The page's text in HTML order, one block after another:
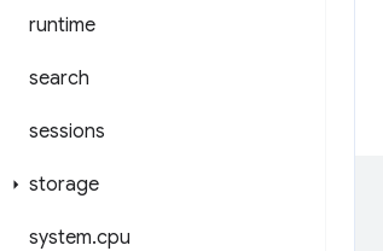
runtime
search
sessions
storage
system.cpu